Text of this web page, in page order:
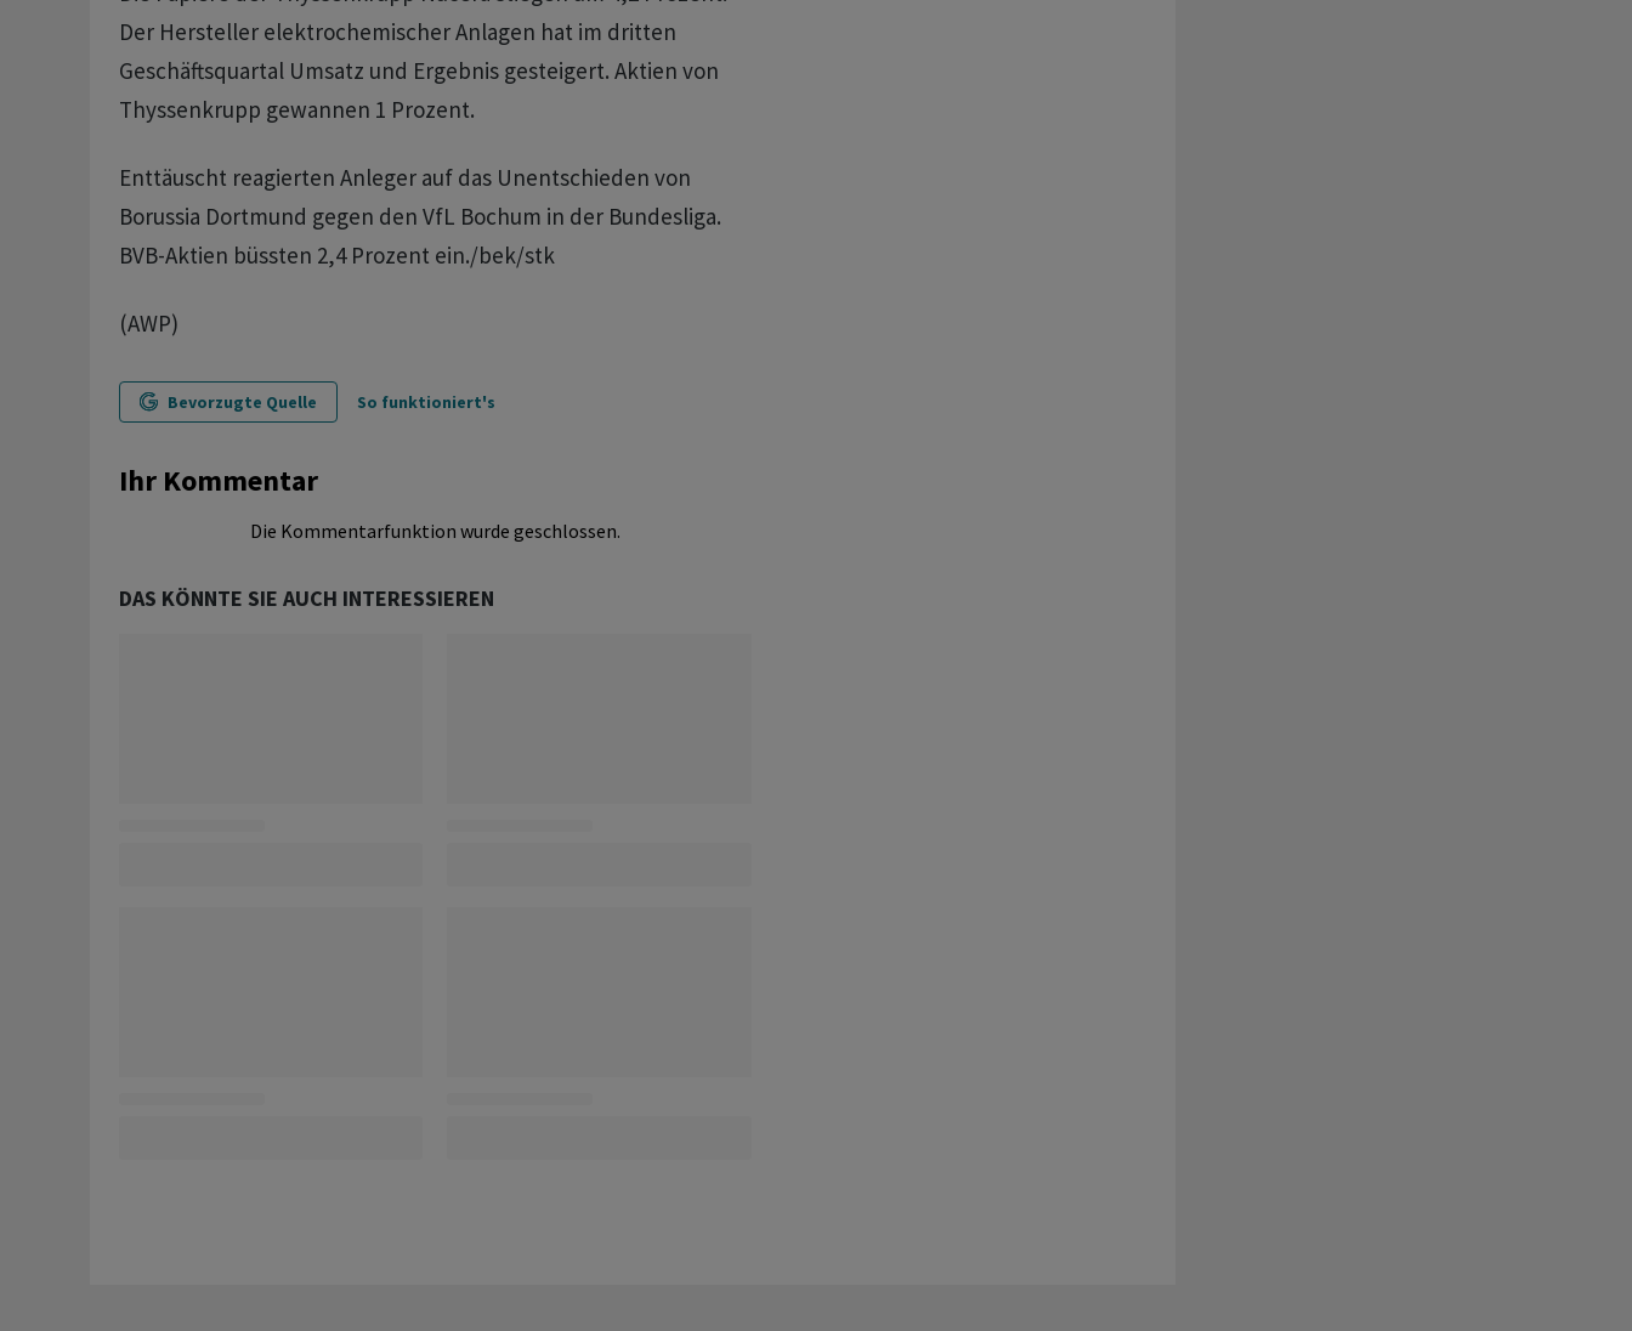
Der Hersteller elektrochemischer Anlagen hat im dritten
Geschäftsquartal Umsatz und Ergebnis gesteigert. Aktien von
Thyssenkrupp gewannen 1 Prozent.
Enttäuscht reagierten Anleger auf das Unentschieden von
Borussia Dortmund gegen den VfL Bochum in der Bundesliga.
BVB-Aktien büssten 2,4 Prozent ein./bek/stk
(AWP)
Bevorzugte Quelle So funktioniert's
Ihr Kommentar
Die Kommentarfunktion wurde geschlossen.
DAS KÖNNTE SIE AUCH INTERESSIEREN